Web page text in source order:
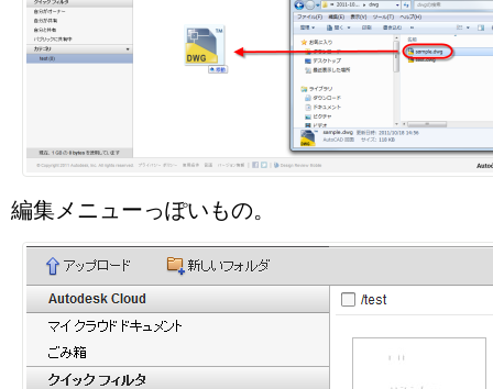
編集メニューっぽいもの。